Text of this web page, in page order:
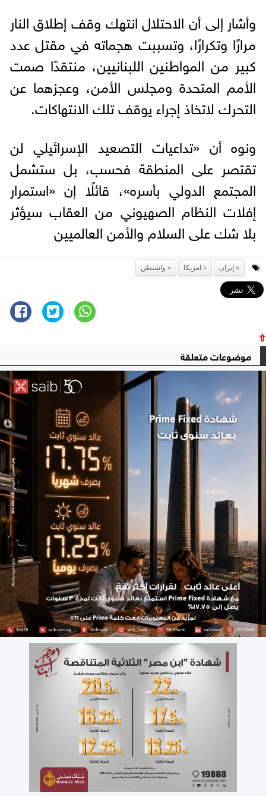
وأشار إلى أن الاحتلال انتهك وقف إطلاق النار
مرارًا وتكرارًا، وتسببت هجماته في مقتل عدد
كبير من المواطنين اللبنانيين، منتقدًا صمت
الأمم المتحدة ومجلس الأمن، وعجزهما عن
التحرك لاتخاذ إجراء يوقف تلك الانتهاكات.
ونوه أن «تداعيات التصعيد الإسرائيلي لن
تقتصر على المنطقة فحسب، بل ستشمل
المجتمع الدولي بأسره»، قائلًا إن «استمرار
إفلات النظام الصهيوني من العقاب سيؤثر
بلا شك على السلام والأمن العالميين
إيران امريكا واشنطن
⇧
موضوعات متعلقة